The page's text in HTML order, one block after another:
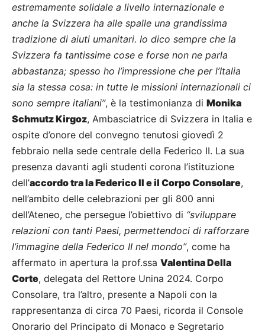
estremamente solidale a livello internazionale e
anche la Svizzera ha alle spalle una grandissima
tradizione di aiuti umanitari. Io dico sempre che la
Svizzera fa tantissime cose e forse non ne parla
abbastanza; spesso ho l’impressione che per l’Italia
sia la stessa cosa: in tutte le missioni internazionali ci
sono sempre italiani”, è la testimonianza di Monika
Schmutz Kirgoz, Ambasciatrice di Svizzera in Italia e
ospite d’onore del convegno tenutosi giovedì 2
febbraio nella sede centrale della Federico II. La sua
presenza davanti agli studenti corona l’istituzione
dell’accordo tra la Federico II e il Corpo Consolare,
nell’ambito delle celebrazioni per gli 800 anni
dell’Ateneo, che persegue l’obiettivo di “sviluppare
relazioni con tanti Paesi, permettendoci di rafforzare
l’immagine della Federico II nel mondo”, come ha
affermato in apertura la prof.ssa Valentina Della
Corte, delegata del Rettore Unina 2024. Corpo
Consolare, tra l’altro, presente a Napoli con la
rappresentanza di circa 70 Paesi, ricorda il Console
Onorario del Principato di Monaco e Segretario